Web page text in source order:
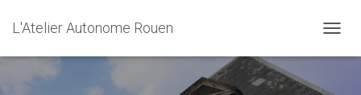
L'Atelier Autonome Rouen
U